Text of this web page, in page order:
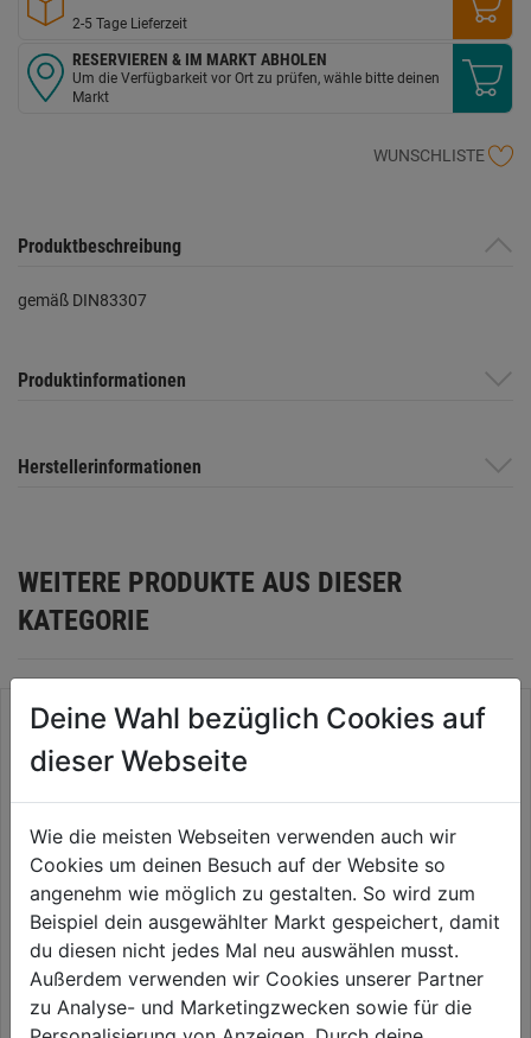
2-5 Tage Lieferzeit
RESERVIEREN & IM MARKT ABHOLEN
Um die Verfügbarkeit vor Ort zu prüfen, wähle bitte deinen
Markt
WUNSCHLISTE
Produktbeschreibung
gemäß DIN83307
Produktinformationen
Herstellerinformationen
WEITERE PRODUKTE AUS DIESER
KATEGORIE
Schiebetruhe-Ersatzgriff f.
Rundrohr
0.0 (0)
Ovalrohr
0.0 (0)
Deine Wahl bezüglich Cookies auf
dieser Webseite
Wie die meisten Webseiten verwenden auch wir
Cookies um deinen Besuch auf der Website so
angenehm wie möglich zu gestalten. So wird zum
Beispiel dein ausgewählter Markt gespeichert, damit
du diesen nicht jedes Mal neu auswählen musst.
Außerdem verwenden wir Cookies unserer Partner
zu Analyse- und Marketingzwecken sowie für die